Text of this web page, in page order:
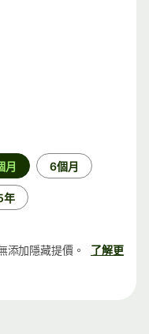
月 6個月
年
添加隱藏提價。
了解更